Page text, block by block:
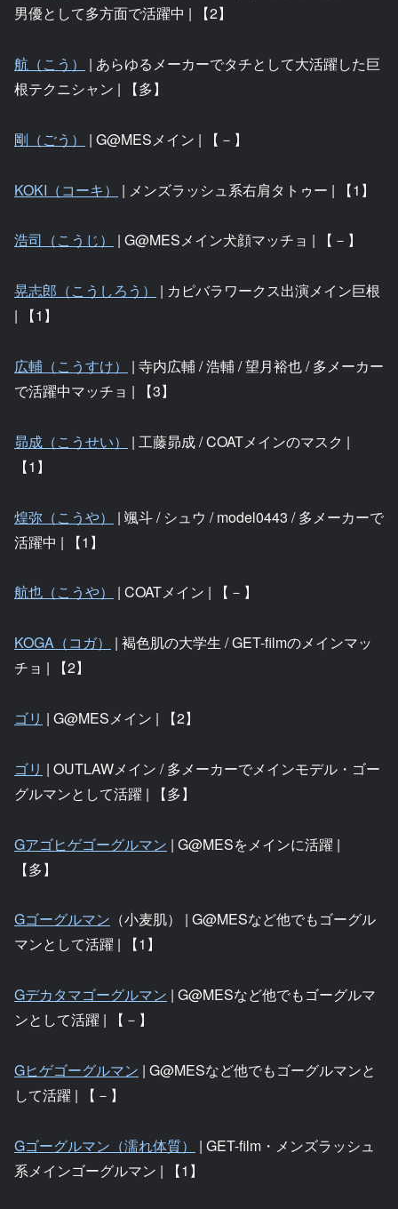
男優として多方面で活躍中 | 【2】
航（こう）
| あらゆるメーカーでタチとして大活躍した巨
根テクニシャン | 【多】
剛（ごう） | G@MESメイン | 【－】
KOKI（コーキ） | メンズラッシュ系右肩タトゥー | 【1】
浩司（こうじ） | G@MESメイン犬顔マッチョ | 【－】
晃志郎（こうしろう）
| カピバラワークス出演メイン巨根
| 【1】
広輔（こうすけ）
| 寺内広輔 / 浩輔 / 望月裕也 / 多メーカー
で活躍中マッチョ | 【3】
昴成（こうせい）
| 工藤昴成 / COATメインのマスク |
【1】
煌弥（こうや）
| 颯斗 / シュウ / model0443 / 多メーカーで
活躍中 | 【1】
航也（こうや） | COATメイン | 【－】
KOGA（コガ）
| 褐色肌の大学生 / GET-filmのメインマッ
チョ | 【2】
ゴリ | G@MESメイン | 【2】
ゴリ | OUTLAWメイン / 多メーカーでメインモデル・ゴー
グルマンとして活躍 | 【多】
Gアゴヒゲゴーグルマン | G@MESをメインに活躍 |
【多】
Gゴーグルマン （小麦肌） | G@MESなど他でもゴーグル
マンとして活躍 | 【1】
Gデカタマゴーグルマン | G@MESなど他でもゴーグルマ
ンとして活躍 | 【－】
Gヒゲゴーグルマン | G@MESなど他でもゴーグルマンと
して活躍 | 【－】
Gゴーグルマン（濡れ体質）
| GET-film・メンズラッシュ
系メインゴーグルマン | 【1】